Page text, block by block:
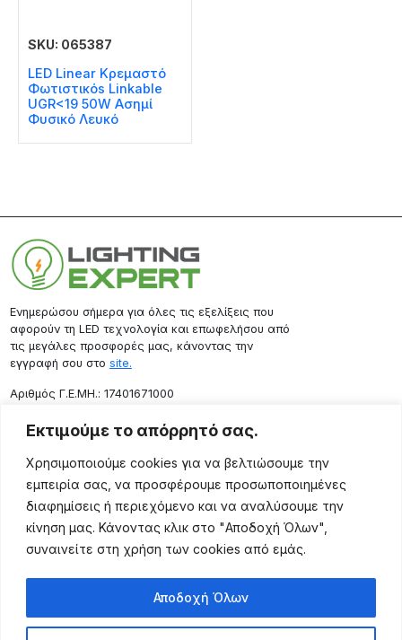
Εκτιμούμε το απόρρητό σας.
Χρησιμοποιούμε cookies για να βελτιώσουμε την
εμπειρία σας, να προσφέρουμε προσωποποιημένες
διαφημίσεις ή περιεχόμενο και να αναλύσουμε την
κίνηση μας. Κάνοντας κλικ στο "Αποδοχή Όλων",
συναινείτε στη χρήση των cookies από εμάς.
Αποδοχή Όλων
SKU: 065387
LED Linear Κρεμαστό
Φωτιστικόs Linkable
UGR<19 50W Ασημί
Φυσικό Λευκό
Ενημερώσου σήμερα για όλες τις εξελίξεις που
αφορούν τη LED τεχνολογία και επωφελήσου από
τις μεγάλες προσφορές μας, κάνοντας την
εγγραφή σου στο site.
Aριθμός Γ.Ε.ΜΗ.: 17401671000
Επικοινωνία
Ρόδου 133, Αθήνα 10443
(+30) 211 725 5427
sales@lightingexpert.gr
Χρήσιμες Σελίδες
Προϊόντα